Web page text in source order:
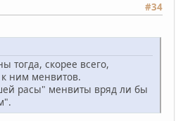
#34
тогда, скорее всего,
ним менвитов.
расы" менвиты вряд ли бы